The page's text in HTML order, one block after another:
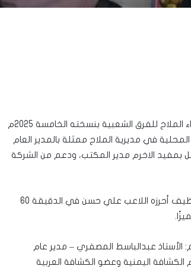
اختتمت على ملعب الصلولي بمديرية الملاح فعاليات دوري شهداء الملاح للفرق الشعبية بنسخته الخامسة 2025م
في مديرية الملاح ممثلة بالمدير العام
بمفيد الاخرم مدير المكتب، ودعم من الشركة
وتُوّج فريق الإسكان بالبطولة بعد فوزه على فريق الملاح بهدف نظيف أحرزه اللاعب علي حسن في الدقيقة 60
الأستاذ عبدالباسط المصفري – مدير عام
اليمنية وعضو الكشافة العربية